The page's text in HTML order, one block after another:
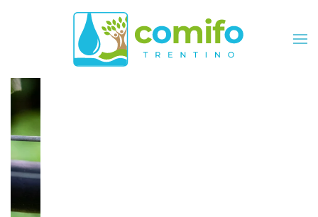
Skip to main content
Comifo Trentino
E SERVIZI PER TUTTI I CONSORZI